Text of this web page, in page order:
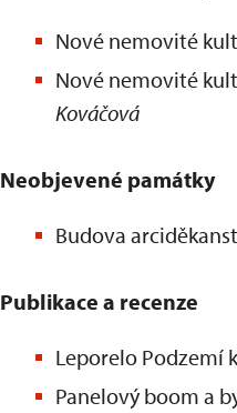
Nové nemovité
Nové nemovité
Kováčová
Neobjevené památky
Budova
Publikace a recenze
Leporelo Podzemí
Panelový boom a